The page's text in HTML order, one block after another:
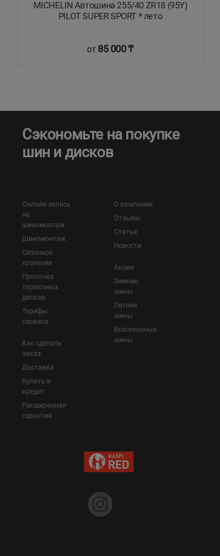
MICHELIN Автошина 255/40 ZR18 (95Y)
PILOT SUPER SPORT * лето
от85 000 ₸
Сэкономьте на покупке
шин и дисков
Онлайн запись
на
шиномонтаж
Шиномонтаж
Сезонное
хранение
Проточка
тормозных
дисков
Тарифы
сервиса
Как сделать
заказ
Доставка
Купить в
кредит
Расширенная
гарантия
О компании
Отзывы
Статьи
Новости
Акции
Зимние
шины
Летние
шины
Всесезонные
шины